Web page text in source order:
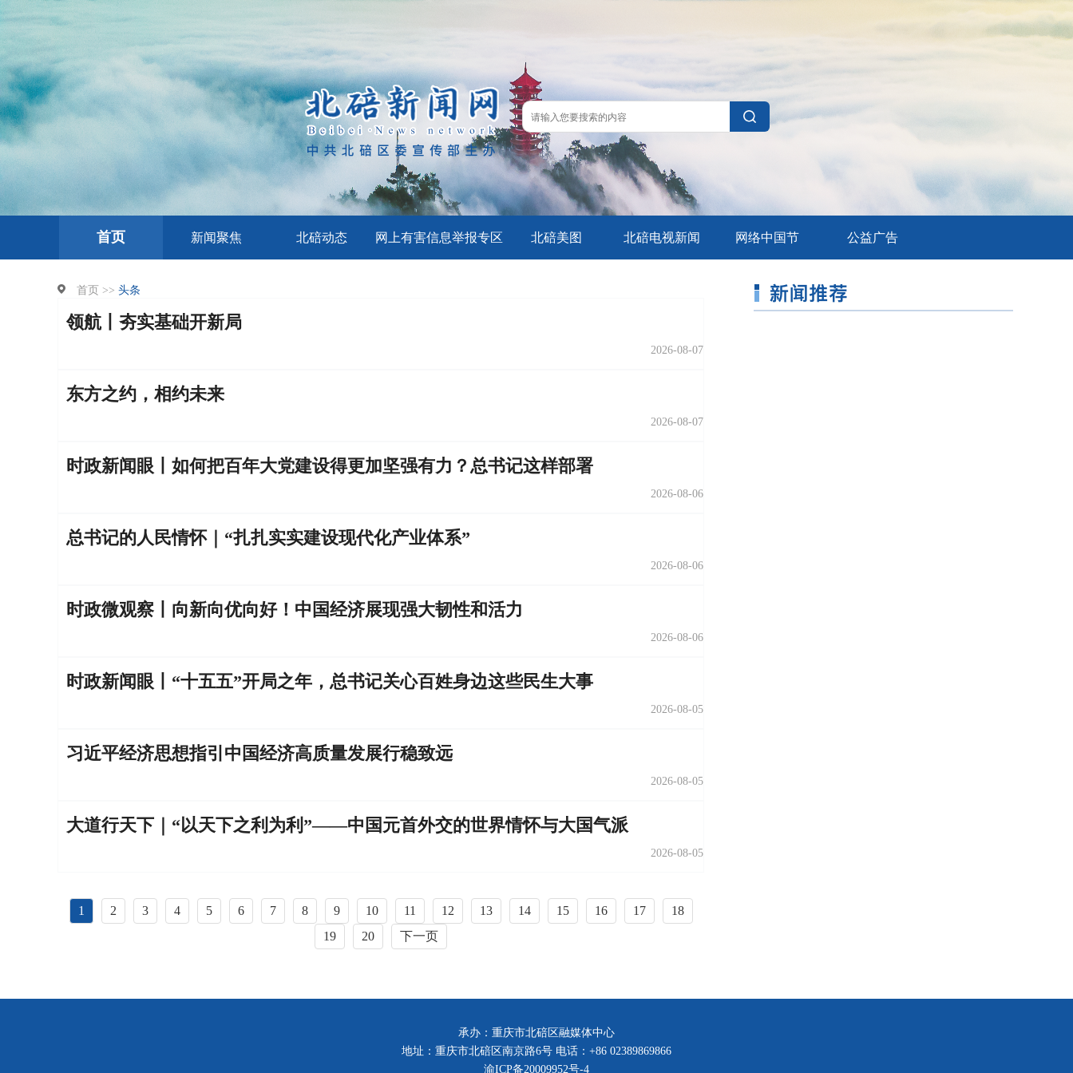
首页 新闻聚焦 北碚动态 网上有害信息举报专区 北碚美图 北碚电视新闻 网络中国节 公益广告
首页 >> 头条
领航丨夯实基础开新局
2026-08-07
东方之约，相约未来
2026-08-07
时政新闻眼丨如何把百年大党建设得更加坚强有力？总书记这样部署
2026-08-06
总书记的人民情怀｜“扎扎实实建设现代化产业体系”
2026-08-06
时政微观察丨向新向优向好！中国经济展现强大韧性和活力
2026-08-06
时政新闻眼丨“十五五”开局之年，总书记关心百姓身边这些民生大事
2026-08-05
习近平经济思想指引中国经济高质量发展行稳致远
2026-08-05
大道行天下｜“以天下之利为利”——中国元首外交的世界情怀与大国气派
2026-08-05
1 2 3 4 5 6 7 8 9 10 11 12 13 14 15 16 17
18
19
20 下一页
承办：重庆市北碚区融媒体中心
地址：重庆市北碚区南京路6号 电话：+86 02389869866
渝ICP备20009952号-4